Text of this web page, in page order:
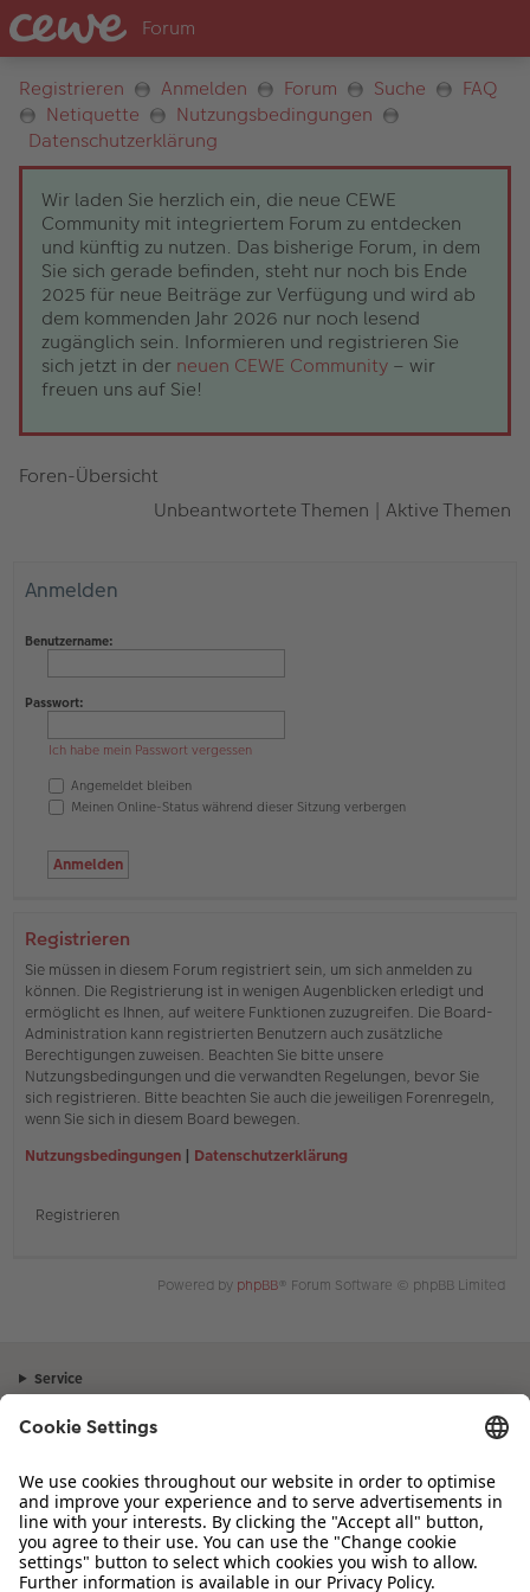
Registrieren Anmelden Forum Suche
FAQ
Netiquette
Nutzungsbedingungen
Datenschutzerklärung
Wir laden Sie herzlich ein, die neue CEWE
Community mit integriertem Forum zu entdecken
und künftig zu nutzen. Das bisherige Forum, in dem
Sie sich gerade befinden, steht nur noch bis Ende
2025 für neue Beiträge zur Verfügung und wird ab
dem kommenden Jahr 2026 nur noch lesend
zugänglich sein. Informieren und registrieren Sie
sich jetzt in der neuen CEWE Community – wir
freuen uns auf Sie!
Foren-Übersicht
Unbeantwortete Themen | Aktive Themen
Anmelden
Benutzername:
Passwort:
Ich habe mein Passwort vergessen
Angemeldet bleiben
Meinen Online-Status während dieser Sitzung verbergen
Registrieren
Sie müssen in diesem Forum registriert sein, um sich anmelden zu
können. Die Registrierung ist in wenigen Augenblicken erledigt und
ermöglicht es Ihnen, auf weitere Funktionen zuzugreifen. Die Board-
Administration kann registrierten Benutzern auch zusätzliche
Berechtigungen zuweisen. Beachten Sie bitte unsere
Nutzungsbedingungen und die verwandten Regelungen, bevor Sie
sich registrieren. Bitte beachten Sie auch die jeweiligen Forenregeln,
wenn Sie sich in diesem Board bewegen.
Nutzungsbedingungen | Datenschutzerklärung
Registrieren
Powered by phpBB® Forum Software © phpBB Limited
Service
Sortiment